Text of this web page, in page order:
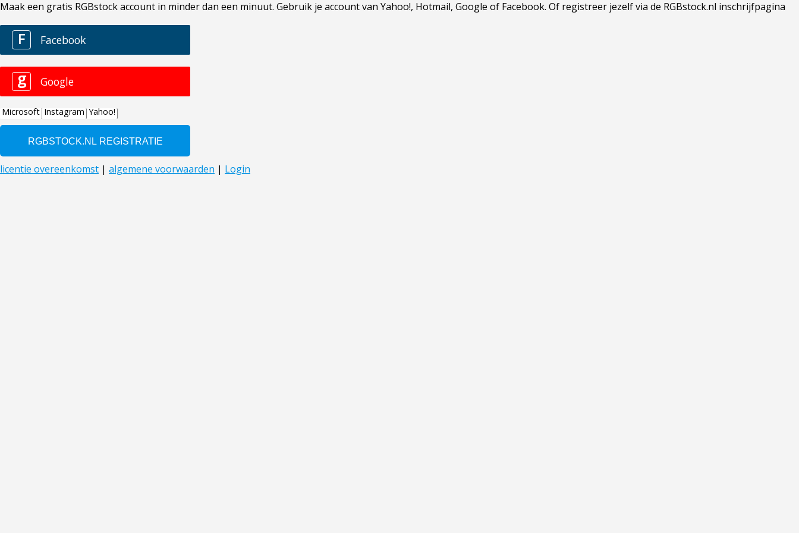
Maak een gratis RGBstock account in minder dan een minuut. Gebruik je account van Yahoo!, Hotmail, Google of Facebook. Of registreer jezelf via de RGBstock.nl inschrijfpagina
F Facebook
g Google
Microsoft Instagram Yahoo!
licentie overeenkomst | algemene voorwaarden | Login